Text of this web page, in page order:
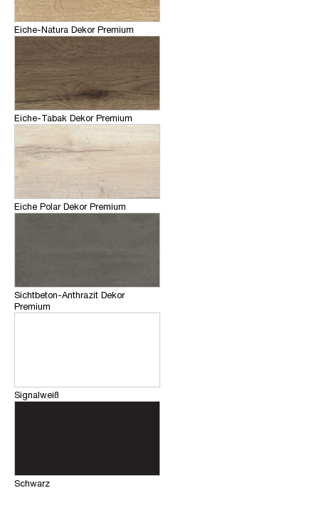
Eiche-Natura Dekor Premium
Eiche-Tabak Dekor Premium
Eiche Polar Dekor Premium
Sichtbeton-Anthrazit Dekor
Premium
Signalweiß
Schwarz